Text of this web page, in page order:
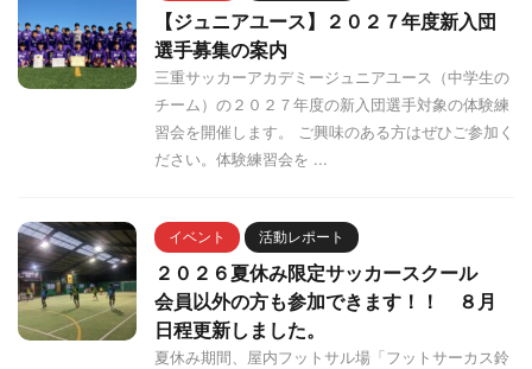
【ジュニアユース】２０２７年度新入団
選手募集の案内
三重サッカーアカデミージュニアユース（中学生の
チーム）の２０２７年度の新入団選手対象の体験練
習会を開催します。 ご興味のある方はぜひご参加く
ださい。体験練習会を ...
イベント 活動レポート
２０２６夏休み限定サッカースクール
会員以外の方も参加できます！！ ８月
日程更新しました。
夏休み期間、屋内フットサル場「フットサーカス鈴